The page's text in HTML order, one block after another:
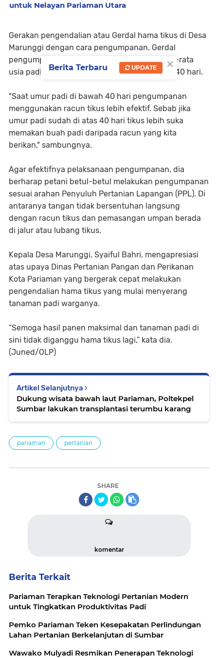
untuk Nelayan Pariaman Utara
Gerakan pengendalian atau Gerdal hama tikus di Desa
Marunggi dengan cara pengumpanan. Gerdal
pengumpanan dinilai lebih efektif karena rata-rata
usia padi di wilayah tersebut masih di bawah 40 hari.
"Saat umur padi di bawah 40 hari pengumpanan
menggunakan racun tikus lebih efektif. Sebab jika
umur padi sudah di atas 40 hari tikus lebih suka
memakan buah padi daripada racun yang kita
berikan," sambungnya.
Agar efektifnya pelaksanaan pengumpanan, dia
berharap petani betul-betul melakukan pengumpanan
sesuai arahan Penyuluh Pertanian Lapangan (PPL). Di
antaranya tangan tidak bersentuhan langsung
dengan racun tikus dan pemasangan umpan berada
di jalur atau lubang tikus.
Kepala Desa Marunggi, Syaiful Bahri, mengapresiasi
atas upaya Dinas Pertanian Pangan dan Perikanan
Kota Pariaman yang bergerak cepat melakukan
pengendalian hama tikus yang mulai menyerang
tanaman padi warganya.
“Semoga hasil panen maksimal dan tanaman padi di
sini tidak diganggu hama tikus lagi,” kata dia.
(Juned/OLP)
Artikel Selanjutnya
Dukung wisata bawah laut Pariaman, Poltekpel
Sumbar lakukan transplantasi terumbu karang
pariaman pertanian
SHARE
komentar
Berita Terkait
Pariaman Terapkan Teknologi Pertanian Modern
untuk Tingkatkan Produktivitas Padi
Pemko Pariaman Teken Kesepakatan Perlindungan
Lahan Pertanian Berkelanjutan di Sumbar
Wawako Mulyadi Resmikan Penerapan Teknologi
×
Berita Terbaru UPDATE